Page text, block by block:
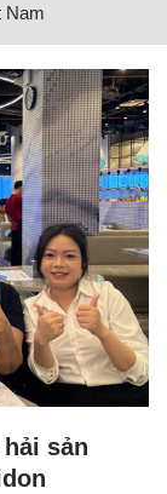
Nam
sản